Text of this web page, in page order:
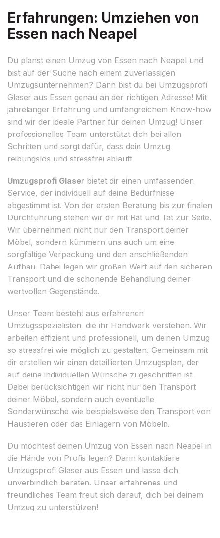
Erfahrungen: Umziehen von
Essen nach Neapel
Du planst einen Umzug von Essen nach Neapel und
bist auf der Suche nach einem zuverlässigen
Umzugsunternehmen? Dann bist du bei Umzugsprofi
Glaser aus Essen genau an der richtigen Adresse! Mit
jahrelanger Erfahrung und umfangreichem Know-how
sind wir der ideale Partner für deinen Umzug! Unser
professionelles Team unterstützt dich bei allen
Schritten und sorgt dafür, dass dein Umzug
reibungslos und stressfrei abläuft.
Umzugsprofi Glaser bietet dir einen umfassenden
Service, der individuell auf deine Bedürfnisse
abgestimmt ist. Von der ersten Beratung bis zur finalen
Durchführung stehen wir dir mit Rat und Tat zur Seite.
Wir übernehmen nicht nur den Transport deiner
Möbel, sondern kümmern uns auch um eine
sorgfältige Verpackung und den anschließenden
Aufbau. Dabei legen wir großen Wert auf den sicheren
Transport und die schonende Behandlung deiner
wertvollen Gegenstände.
Unser Team besteht aus erfahrenen
Umzugsspezialisten, die ihr Handwerk verstehen. Wir
arbeiten effizient und professionell, um deinen Umzug
so stressfrei wie möglich zu gestalten. Gemeinsam mit
dir erstellen wir einen detaillierten Umzugsplan, der
auf deine individuellen Wünsche zugeschnitten ist.
Dabei berücksichtigen wir nicht nur den Transport
deiner Möbel, sondern auch eventuelle
Sonderwünsche wie beispielsweise den Transport von
Haustieren oder das Einlagern von Möbeln.
Du möchtest deinen Umzug von Essen nach Neapel in
die Hände von Profis legen? Dann kontaktiere
Umzugsprofi Glaser aus Essen und lasse dich
unverbindlich beraten. Unser erfahrenes und
freundliches Team freut sich darauf, dich bei deinem
Umzug zu unterstützen!